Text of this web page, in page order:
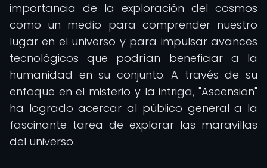
importancia de la exploración del cosmos
como un medio para comprender nuestro
lugar en el universo y para impulsar avances
tecnológicos que podrían beneficiar a la
humanidad en su conjunto. A través de su
enfoque en el misterio y la intriga, "Ascension"
ha logrado acercar al público general a la
fascinante tarea de explorar las maravillas
del universo.